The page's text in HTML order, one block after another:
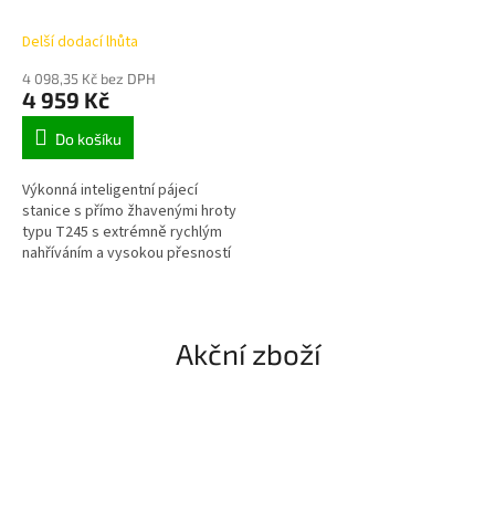
Delší dodací lhůta
4 098,35 Kč bez DPH
4 959 Kč
Do košíku
Výkonná inteligentní pájecí
stanice s přímo žhavenými hroty
typu T245 s extrémně rychlým
nahříváním a vysokou přesností
Akční zboží